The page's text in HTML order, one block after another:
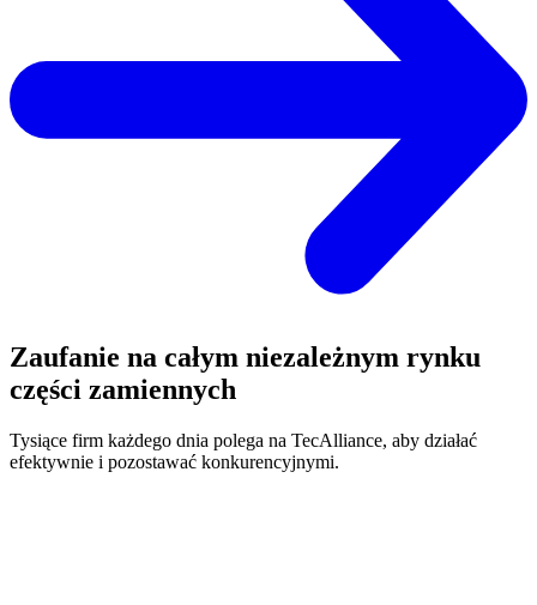
Zaufanie na całym niezależnym rynku
części zamiennych
Tysiące firm każdego dnia polega na TecAlliance, aby działać
efektywnie i pozostawać konkurencyjnymi.